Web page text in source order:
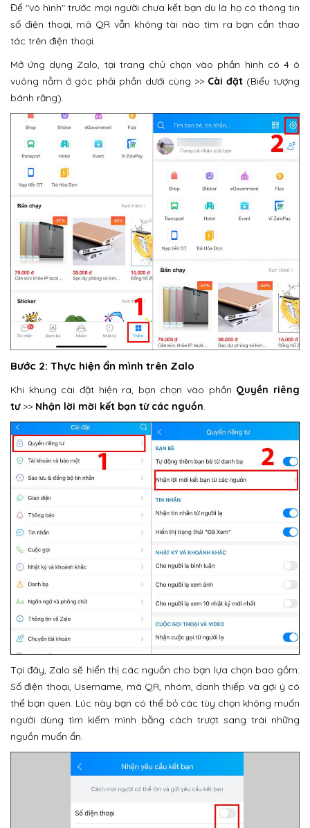
Để "vô hình" trước mọi người chưa kết bạn dù là họ có thông tin
số điện thoại, mã QR vẫn không tài nào tìm ra bạn cần thao
tác trên điện thoại.
Mở ứng dụng Zalo, tại trang chủ chọn vào phần hình có 4 ô
vuông nằm ở góc phải phần dưới cùng >> Cài đặt (Biểu tượng
bánh răng).
Bước 2: Thực hiện ẩn mình trên Zalo
Khi khung cài đặt hiện ra, bạn chọn vào phần Quyền riêng
tư >> Nhận lời mời kết bạn từ các nguồn.
Tại đây, Zalo sẽ hiển thị các nguồn cho bạn lựa chọn bao gồm:
Số điện thoại, Username, mã QR, nhóm, danh thiếp và gợi ý có
thể bạn quen. Lúc này bạn có thể bỏ các tùy chọn không muốn
người dùng tìm kiếm mình bằng cách trượt sang trái những
nguồn muốn ẩn.